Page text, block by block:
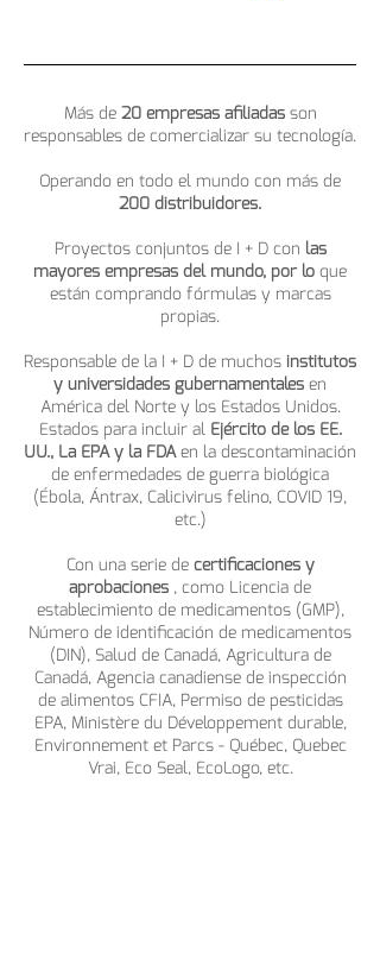
Más de 20 empresas afiliadas son
responsables de comercializar su tecnología.
Operando en todo el mundo con más de
200 distribuidores.
Proyectos conjuntos de I + D con las
mayores empresas del mundo, por lo que
están comprando fórmulas y marcas
propias.
Responsable de la I + D de muchos institutos
y universidades gubernamentales en
América del Norte y los Estados Unidos.
Estados para incluir al Ejército de los EE.
UU., La EPA y la FDA en la descontaminación
de enfermedades de guerra biológica
(Ébola, Ántrax, Calicivirus felino, COVID 19,
etc.)
Con una serie de certificaciones y
aprobaciones , como Licencia de
establecimiento de medicamentos (GMP),
Número de identificación de medicamentos
(DIN), Salud de Canadá, Agricultura de
Canadá, Agencia canadiense de inspección
de alimentos CFIA, Permiso de pesticidas
EPA, Ministère du Développement durable,
Environnement et Parcs - Québec, Quebec
Vrai, Eco Seal, EcoLogo, etc.